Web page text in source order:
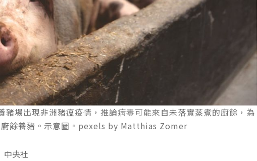
豬場出現非洲豬瘟疫情，推論病毒可能來自未落實蒸煮的廚餘，為
廚餘養豬。示意圖。pexels by Matthias Zomer
中央社